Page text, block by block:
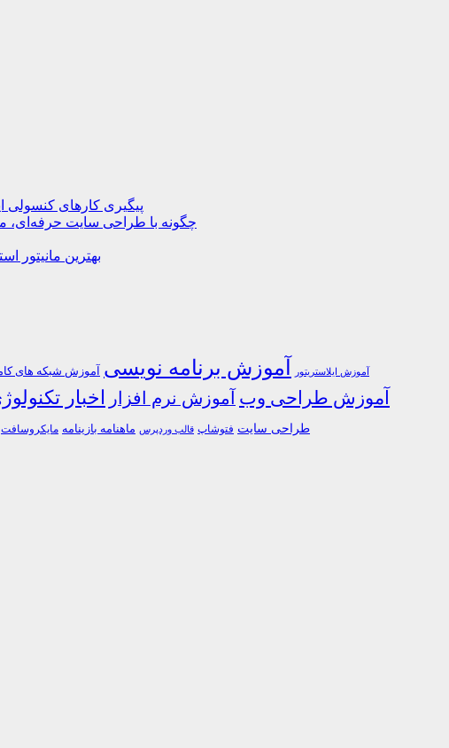
پیگیری کارهای کنسولی
چگونه با طراحی سایت حرفه‌ای،
بهترین مانیتور
آموزش ایلاستریتور آموزش برنامه نویسی آموزش شبکه های
آموزش طراحی وب آموزش نرم افزار اخبار
طراحی سایت فتوشاپ قالب وردپرس ماهنامه بازینامه مایکروسافت